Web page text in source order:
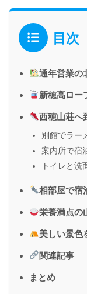
目次
通年営業の
新穂高ロー
西穂山荘へ
別館でラー
案内所で宿
トイレと洗
相部屋で宿
栄養満点の
美しい景色
関連記事
まとめ